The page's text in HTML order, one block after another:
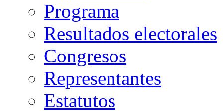
Programa
Resultados electorales
Congresos
Representantes
Estatutos